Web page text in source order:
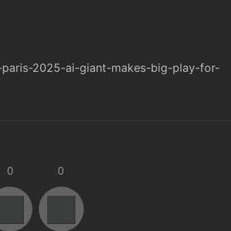
2025-ai-giant-makes-big-play-for-
0 0